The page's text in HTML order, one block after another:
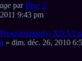
parBlue
9:43 pm
XNA/
» dim. déc. 26, 2010